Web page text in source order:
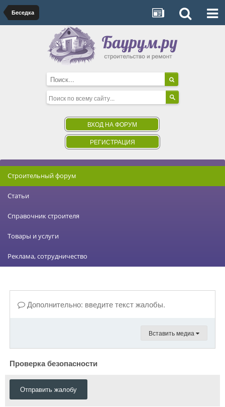
Беседка
ВХОД НА ФОРУМ
РЕГИСТРАЦИЯ
Строительный форум
Статьи
Справочник строителя
Товары и услуги
Реклама, сотрудничество
Дополнительно: введите текст жалобы.
Вставить медиа
Проверка безопасности
Отправить жалобу